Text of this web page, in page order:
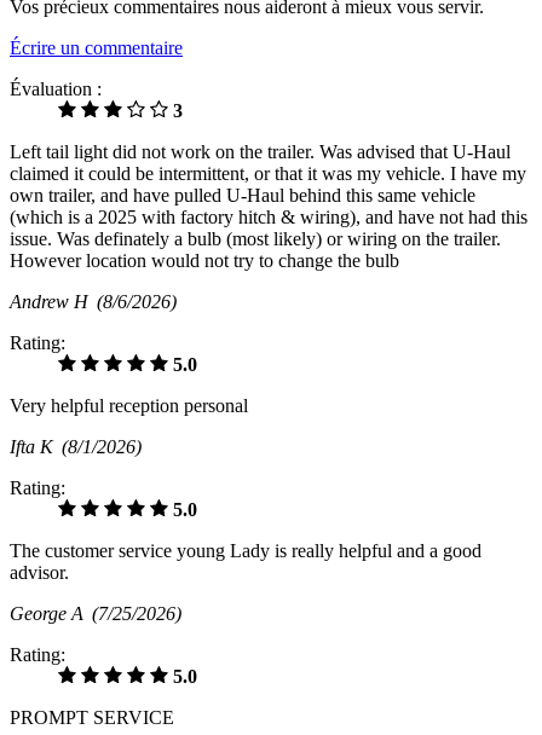
Vos précieux commentaires nous aideront à mieux vous servir.
Écrire un commentaire
Évaluation :
3
Left tail light did not work on the trailer. Was advised that U-Haul
claimed it could be intermittent, or that it was my vehicle. I have my
own trailer, and have pulled U-Haul behind this same vehicle
(which is a 2025 with factory hitch & wiring), and have not had this
issue. Was definately a bulb (most likely) or wiring on the trailer.
However location would not try to change the bulb
Andrew H (8/6/2026)
Rating:
5.0
Very helpful reception personal
Ifta K (8/1/2026)
Rating:
5.0
The customer service young Lady is really helpful and a good
advisor.
George A (7/25/2026)
Rating:
5.0
PROMPT SERVICE